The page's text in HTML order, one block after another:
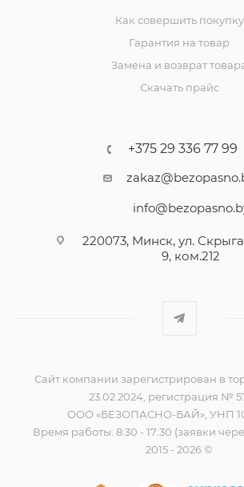
Как совершить покупку
Гарантия на товар
Замена и возврат
Скачать прайс
+375 29 336 77 99
220073, Минск, ул.
9, ком.212
Сайт компании зарегистрирован в
23.02.2024, регистрация №
ООО «БЕЗОПАСНО-БАЙ», УНП
Время работы: 8:30 - 17:30 (заявки
2015 - 2026 ©